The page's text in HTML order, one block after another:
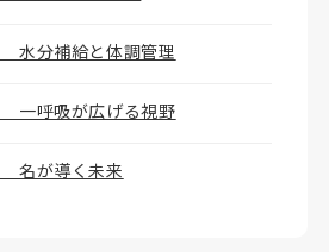
分補給と体調管理
一呼吸が広げる視野
名が導く未来